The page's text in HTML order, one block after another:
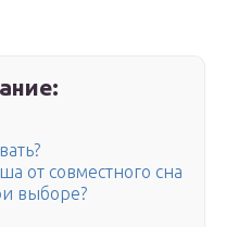
от совместного сна
выборе?